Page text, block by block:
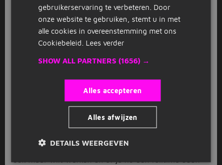
Veel openstaande vacatures in
Houten
Sinds de crisis kent de arbeidsmarkt in Houten een
stijgende lijn, wat zich tot vandaag te dag voortzet.
aantal openstaande vacatures. Zo zijn er veel
vacatures in Houten in hetonderwijs
sectoren is er veel vraag naar werknemers, want
door de centrale ligging hebben veel bedrijven zich in
Houten gevestigd. Daarnaast zijn er ook veel
vacatures in Houten bij de gemeente, waardoor je als
werkzoekende overal terecht kunt. In welke sector je
gebruikerservaring te verbeteren. Door
onze website te gebruiken, stemt u in met
alle cookies in overeenstemming met ons
Cookiebeleid. Lees verder
SHOW ALL PARTNERS (1656) →
Alles accepteren
Alles afwijzen
DETAILS WEERGEVEN